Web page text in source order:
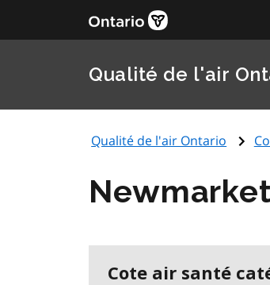
Qualité de l'air
Qualité de l'air Ontario
Cote air santé